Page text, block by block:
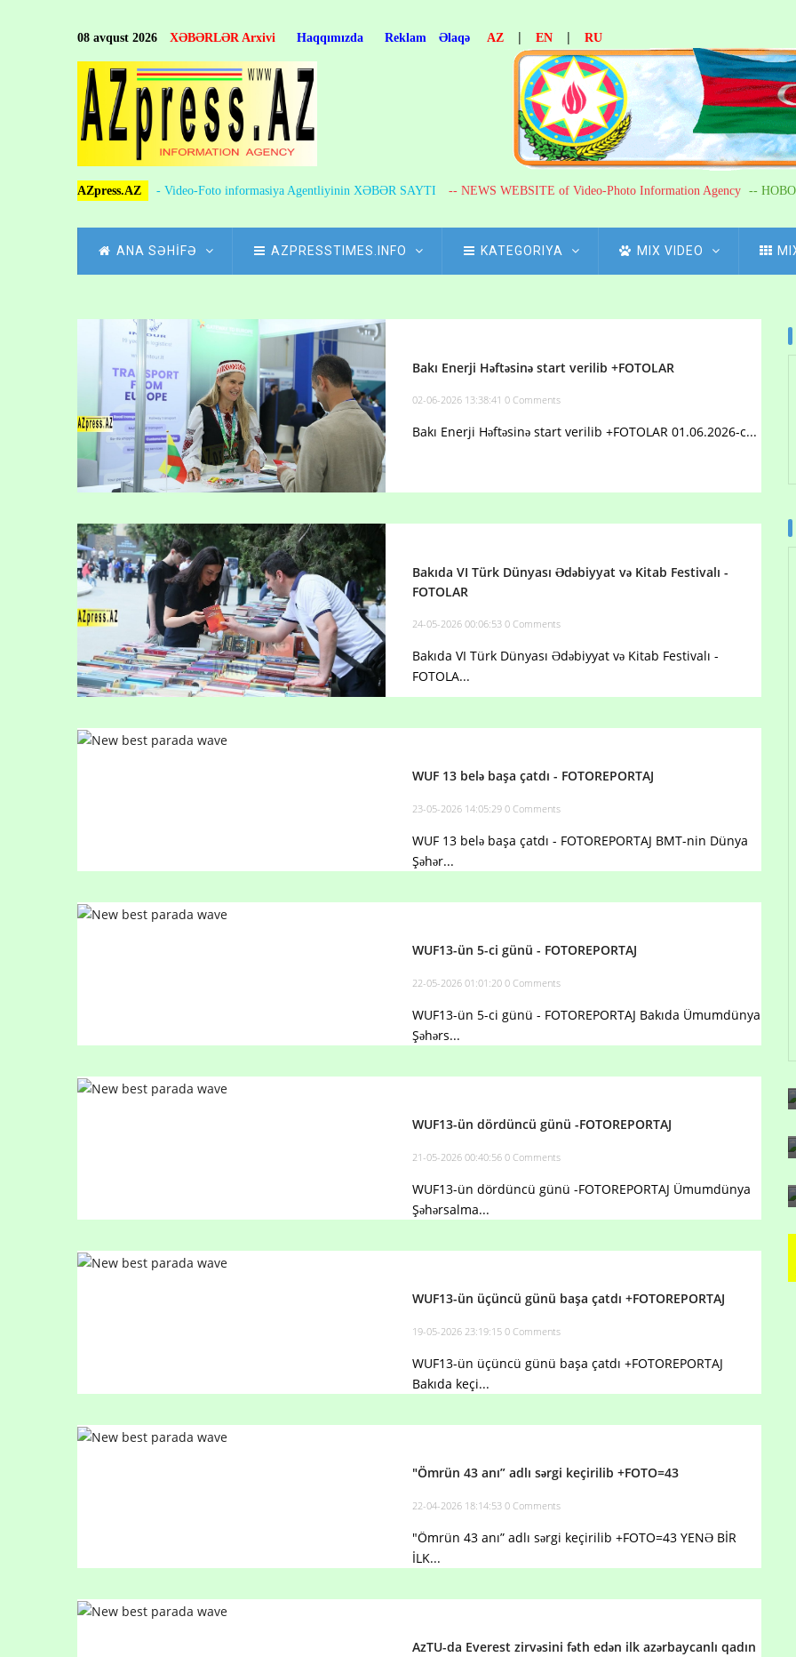
08 avqust 2026 XƏBƏRLƏR Arxivi Haqqımızda Reklam Əlaqə AZ | EN | RU
AZpress.AZ - Video-Foto informasiya Agentliyinin XƏBƏR SAYTI -- NEWS WEBSITE of Video-Photo Information Agency --
MAIN
NAVIGATION
ANA SƏHİFƏ AZPRESSTIMES.INFO KATEGORIYA MIX VIDEO
Breadcrumb
Bakı Enerji Həftəsinə start verilib +FOTOLAR
02-06-2026 13:38:41 0 Comments
Bakı Enerji Həftəsinə start verilib +FOTOLAR 01.06.2026-c...
Bakıda VI Türk Dünyası Ədəbiyyat və Kitab Festivalı -
FOTOLAR
24-05-2026 00:06:53 0 Comments
Bakıda VI Türk Dünyası Ədəbiyyat və Kitab Festivalı -
FOTOLA...
WUF 13 belə başa çatdı - FOTOREPORTAJ
23-05-2026 14:05:29 0 Comments
WUF 13 belə başa çatdı - FOTOREPORTAJ BMT-nin Dünya
Şəhər...
WUF13-ün 5-ci günü - FOTOREPORTAJ
22-05-2026 01:01:20 0 Comments
WUF13-ün 5-ci günü - FOTOREPORTAJ Bakıda Ümumdünya
Şəhərs...
WUF13-ün dördüncü günü -FOTOREPORTAJ
21-05-2026 00:40:56 0 Comments
WUF13-ün dördüncü günü -FOTOREPORTAJ Ümumdünya
Şəhərsalma...
WUF13-ün üçüncü günü başa çatdı +FOTOREPORTAJ
19-05-2026 23:19:15 0 Comments
WUF13-ün üçüncü günü başa çatdı +FOTOREPORTAJ
Bakıda keçi...
"Ömrün 43 anı” adlı sərgi keçirilib +FOTO=43
22-04-2026 18:14:53 0 Comments
"Ömrün 43 anı” adlı sərgi keçirilib +FOTO=43 YENƏ BİR
İLK...
AzTU-da Everest zirvəsini fəth edən ilk azərbaycanlı qadın